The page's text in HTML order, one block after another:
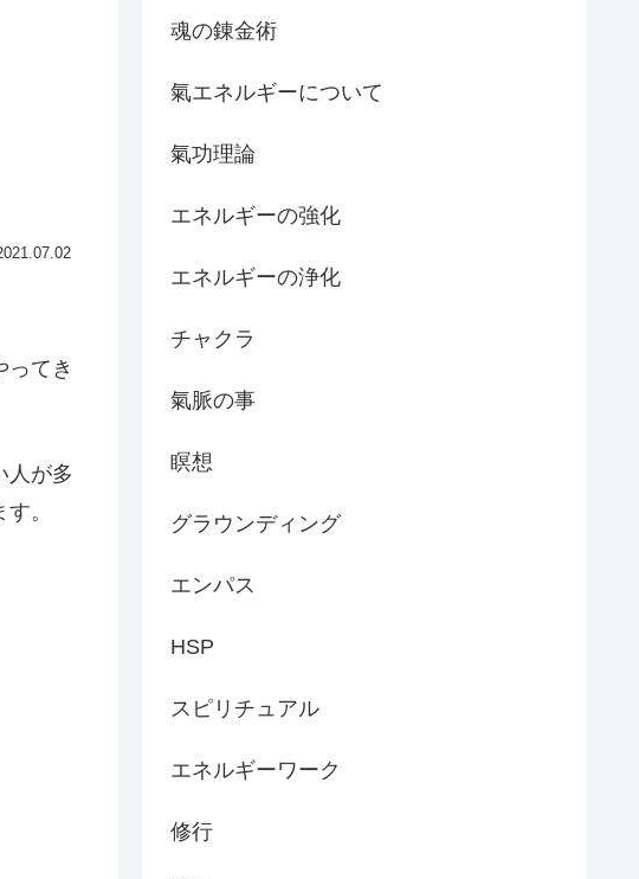
ってき
人が多
。
魂の錬金術
氣エネルギーについて
氣功理論
エネルギーの強化
エネルギーの浄化
チャクラ
氣脈の事
瞑想
グラウンディング
エンパス
HSP
スピリチュアル
エネルギーワーク
修行